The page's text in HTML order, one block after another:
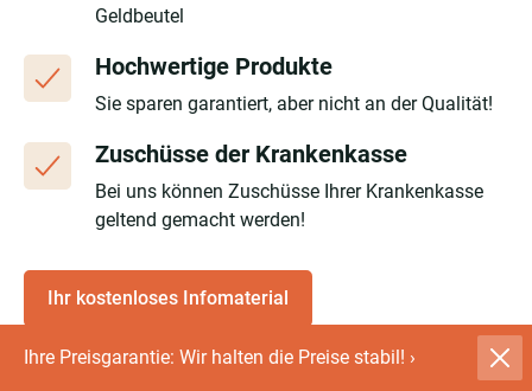
Ihre Preisgarantie: Wir halten die Preise stabil! ›
Geldbeutel
Hochwertige Produkte
Sie sparen garantiert, aber nicht an der Qualität!
Zuschüsse der Krankenkasse
Bei uns können Zuschüsse Ihrer Krankenkasse
geltend gemacht werden!
Ihr kostenloses Infomaterial